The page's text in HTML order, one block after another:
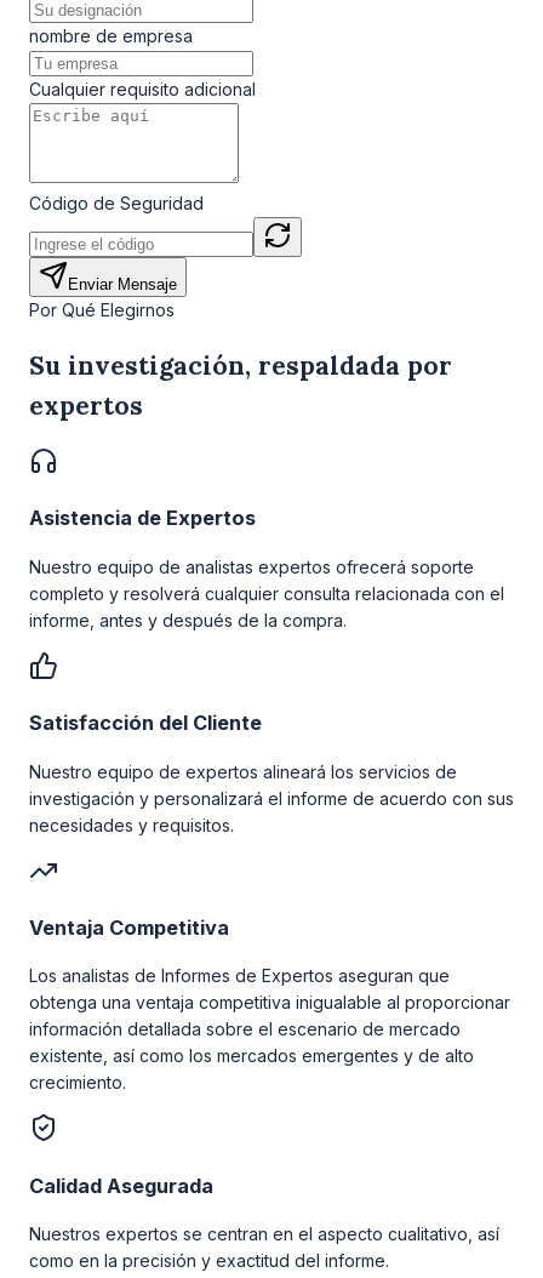
nombre de empresa
Cualquier requisito adicional
Código de Seguridad
Enviar Mensaje
Por Qué Elegirnos
Su investigación, respaldada por
expertos
Asistencia de Expertos
Nuestro equipo de analistas expertos ofrecerá soporte
completo y resolverá cualquier consulta relacionada con el
informe, antes y después de la compra.
Satisfacción del Cliente
Nuestro equipo de expertos alineará los servicios de
investigación y personalizará el informe de acuerdo con sus
necesidades y requisitos.
Ventaja Competitiva
Los analistas de Informes de Expertos aseguran que
obtenga una ventaja competitiva inigualable al proporcionar
información detallada sobre el escenario de mercado
existente, así como los mercados emergentes y de alto
crecimiento.
Calidad Asegurada
Nuestros expertos se centran en el aspecto cualitativo, así
como en la precisión y exactitud del informe.